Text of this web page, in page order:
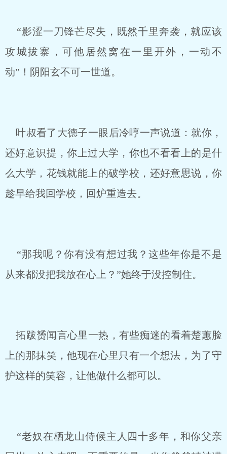
“影涩一刀锋芒尽失，既然千里奔袭，就应该
攻城拔寨，可他居然窝在一里开外，一动不
动”！阴阳玄不可一世道。
叶叔看了大德子一眼后冷哼一声说道：就你，
还好意识提，你上过大学，你也不看看上的是什
么大学，花钱就能上的破学校，还好意思说，你
趁早给我回学校，回炉重造去。
“那我呢？你有没有想过我？这些年你是不是
从来都没把我放在心上？”她终于没控制住。
拓跋赟闻言心里一热，有些痴迷的看着楚蕙脸
上的那抹笑，他现在心里只有一个想法，为了守
护这样的笑容，让他做什么都可以。
“老奴在栖龙山侍候主人四十多年，和你父亲